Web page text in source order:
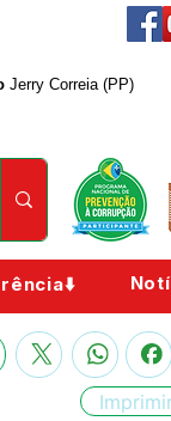
Jerry Correia (PP)